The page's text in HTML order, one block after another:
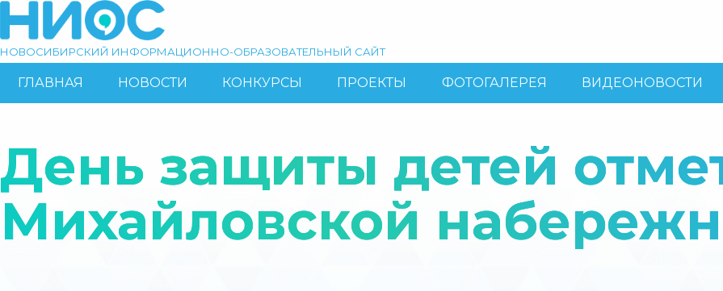
основному
Поиск
НОВОСИБИРСКИЙ ИНФОРМАЦИОННО-ОБРАЗОВАТЕЛЬНЫЙ САЙТ
ОСНОВНАЯ
ГЛАВНАЯ НОВОСТИ КОНКУРСЫ ПРОЕКТЫ ФОТОГАЛЕРЕЯ ВИДЕОНОВОСТИ
День защиты детей
Михайловской